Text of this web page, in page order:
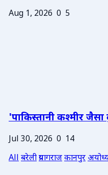
Aug 1, 2026 0 5
'पाकिस्तानी कश्मीर
Jul 30, 2026 0 14
Allबरेलीप्रयागराजकानपुर